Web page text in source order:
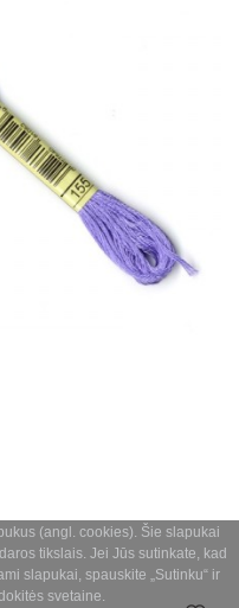
(angl. cookies). Šie slapukai
tikslais. Jei Jūs sutinkate, kad
slapukai, spauskite „Sutinku“ ir
svetaine.